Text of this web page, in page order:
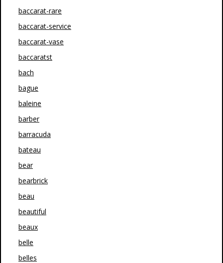
baccarat-rare
baccarat-service
baccarat-vase
baccaratst
bach
bague
baleine
barber
barracuda
bateau
bear
bearbrick
beau
beautiful
beaux
belle
belles